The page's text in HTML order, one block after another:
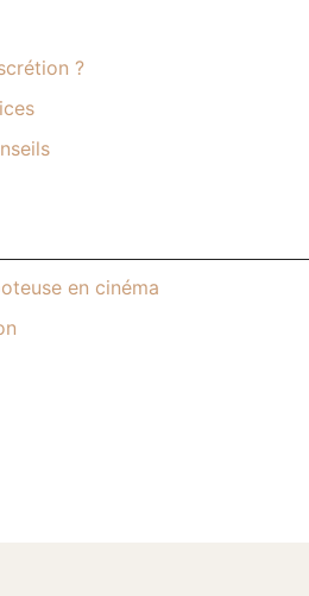
?
en cinéma